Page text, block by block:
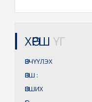
ХӨРШ ҮГ
ӨВЧҮҮЛЭХ
ӨВШ :
ӨВШИХ